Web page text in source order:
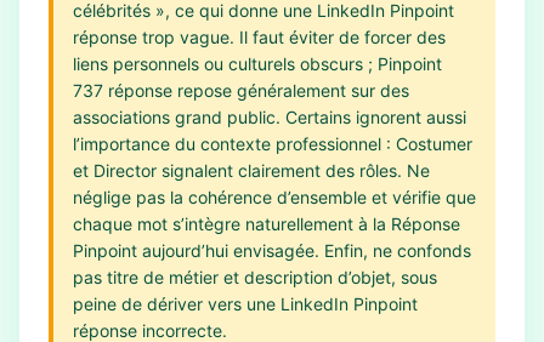
célébrités », ce qui donne une LinkedIn Pinpoint
réponse trop vague. Il faut éviter de forcer des
liens personnels ou culturels obscurs ; Pinpoint
737 réponse repose généralement sur des
associations grand public. Certains ignorent aussi
l’importance du contexte professionnel : Costumer
et Director signalent clairement des rôles. Ne
néglige pas la cohérence d’ensemble et vérifie que
chaque mot s’intègre naturellement à la Réponse
Pinpoint aujourd’hui envisagée. Enfin, ne confonds
pas titre de métier et description d’objet, sous
peine de dériver vers une LinkedIn Pinpoint
réponse incorrecte.